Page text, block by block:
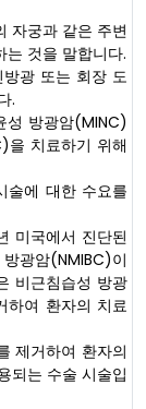
자궁과 같은 주변
는 것을 말합니다.
광 또는 회장 도
.
성 방광암(MINC)
을 치료하기 위해
술에 대한 수요를
미국에서 진단된
광암(NMIBC)이
비근침습성 방광
하여 환자의 치료
제거하여 환자의
되는 수술 시술입